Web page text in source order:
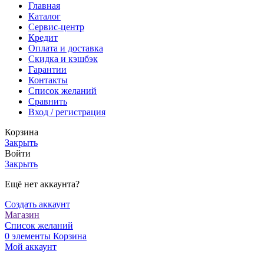
Главная
Каталог
Сервис-центр
Кредит
Оплата и доставка
Скидка и кэшбэк
Гарантии
Контакты
Список желаний
Сравнить
Вход / регистрация
Корзина
Закрыть
Войти
Закрыть
Ещё нет аккаунта?
Создать аккаунт
Магазин
Список желаний
0 элементы Корзина
Мой аккаунт